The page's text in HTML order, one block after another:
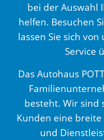
bei der Auswahl
helfen. Besuchen
lassen Sie sich
Service
Das Autohaus
besteht. Wir sind
Kunden eine breite
und